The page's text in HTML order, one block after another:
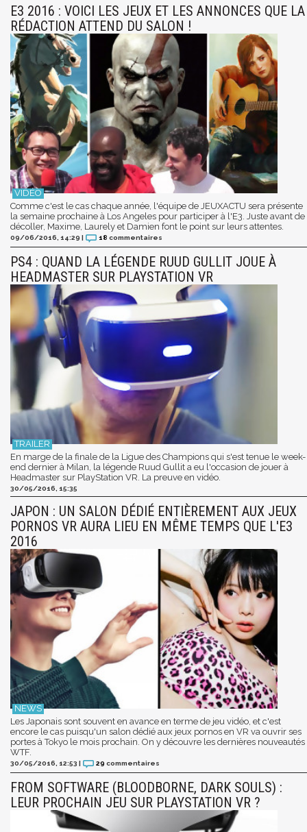
E3 2016 : VOICI LES JEUX ET LES ANNONCES QUE LA
RÉDACTION ATTEND DU SALON !
Comme c'est le cas chaque année, l'équipe de JEUXACTU sera présente
la semaine prochaine à Los Angeles pour participer à l'E3. Juste avant de
décoller, Maxime, Laurely et Damien font le point sur leurs attentes.
09/06/2016, 14:29 | 18 commentaires
PS4 : QUAND LA LÉGENDE RUUD GULLIT JOUE À
HEADMASTER SUR PLAYSTATION VR
En marge de la finale de la Ligue des Champions qui s'est tenue le week-
end dernier à Milan, la légende Ruud Gullit a eu l'occasion de jouer à
Headmaster sur PlayStation VR. La preuve en vidéo.
30/05/2016, 15:35
JAPON : UN SALON DÉDIÉ ENTIÈREMENT AUX JEUX
PORNOS VR AURA LIEU EN MÊME TEMPS QUE L'E3
2016
Les Japonais sont souvent en avance en terme de jeu vidéo, et c'est
encore le cas puisqu'un salon dédié aux jeux pornos en VR va ouvrir ses
portes à Tokyo le mois prochain. On y découvre les dernières nouveautés
WTF.
30/05/2016, 12:53 | 29 commentaires
FROM SOFTWARE (BLOODBORNE, DARK SOULS) :
LEUR PROCHAIN JEU SUR PLAYSTATION VR ?